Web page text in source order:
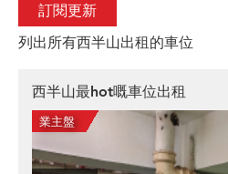
訂閱更新
列出所有西半山出租的車位
西半山最hot嘅車位出租